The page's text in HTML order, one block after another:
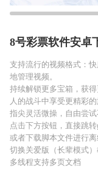
8号彩票软件安卓
支持流行的视频格式：
地管理视频。
持续解锁更多宝箱，获
人的战斗中享受更精彩的
指尖灵活微操，自由尝
点击下方按钮，直接跳
或者下载脚本文件进行离
切换关爱版（长辈模式
多线程支持多页文档